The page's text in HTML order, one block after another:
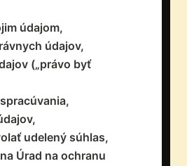
údajom,
údajov,
(„právo byť
udelený súhlas,
Úrad na ochranu